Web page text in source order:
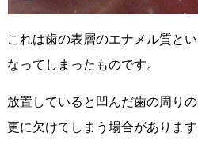
これは歯の表層のエナメル質と
なってしまったものです。
放置していると凹んだ歯の周り
更に欠けてしまう場合があります